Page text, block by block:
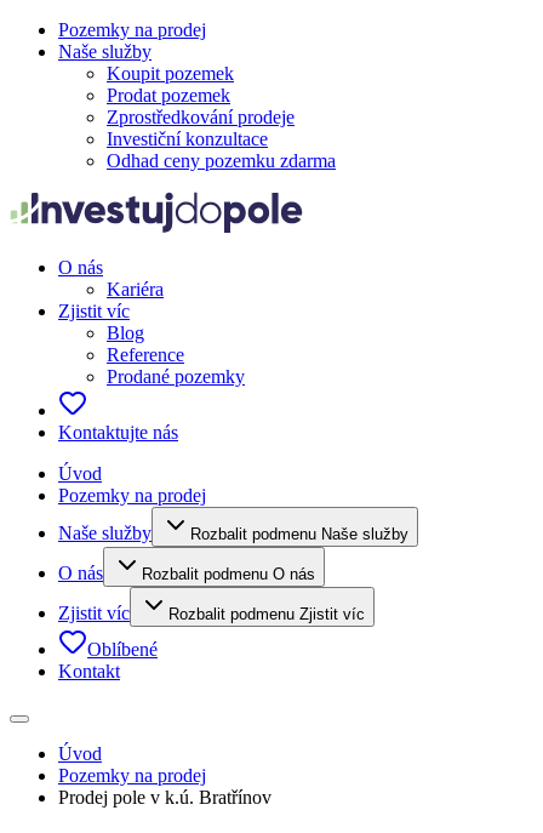
Pozemky na prodej
Naše služby
Koupit pozemek
Prodat pozemek
Zprostředkování prodeje
Investiční konzultace
Odhad ceny pozemku zdarma
O nás
Kariéra
Zjistit víc
Blog
Reference
Prodané pozemky
Kontaktujte nás
Úvod
Pozemky na prodej
Naše služby
Rozbalit podmenu Naše služby
O nás Rozbalit podmenu O nás
Zjistit víc Rozbalit podmenu Zjistit víc
Oblíbené
Kontakt
Úvod
Pozemky na prodej
Prodej pole v k.ú. Bratřínov